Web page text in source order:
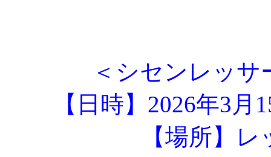
＜シセンレッ
【日時】2026年3
【場所】